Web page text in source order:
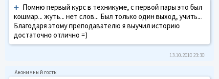
+ Помню первый курс в техникуме, с первой пары это был
кошмар... жуть... нет слов... Был только один выход, учить...
Благодаря этому преподавателю я выучил историю
достаточно отлично =)
13.10.2010 23:30